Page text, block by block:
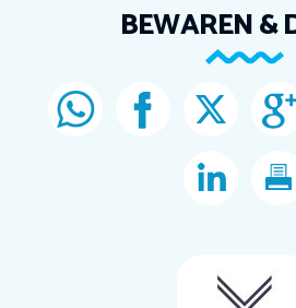
BEWAREN &